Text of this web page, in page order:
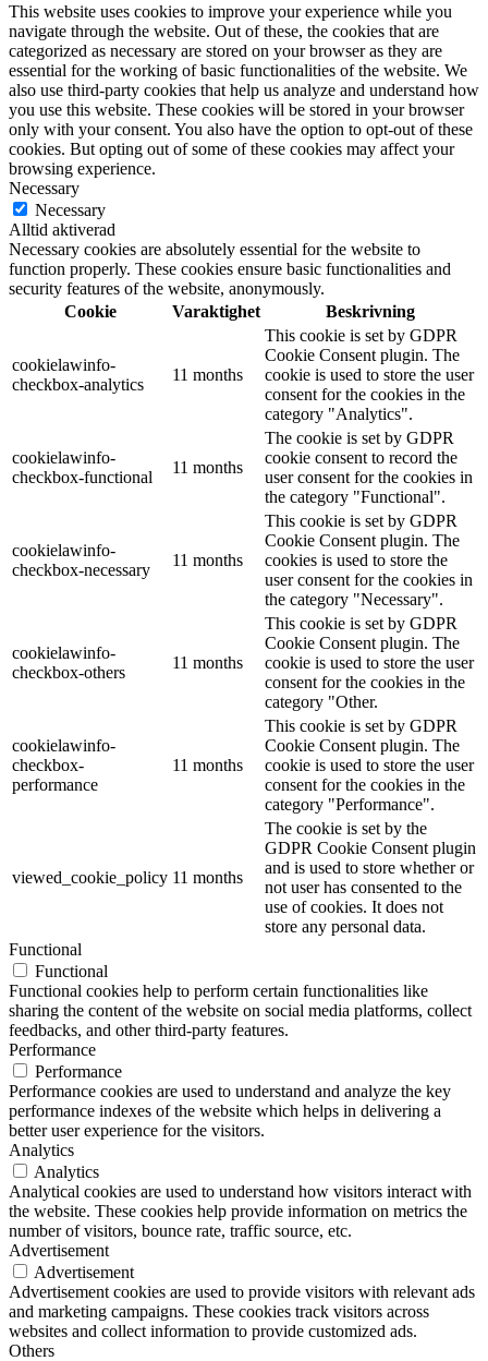
This website uses cookies to improve your experience while you
navigate through the website. Out of these, the cookies that are
categorized as necessary are stored on your browser as they are
essential for the working of basic functionalities of the website. We
also use third-party cookies that help us analyze and understand how
you use this website. These cookies will be stored in your browser
only with your consent. You also have the option to opt-out of these
cookies. But opting out of some of these cookies may affect your
browsing experience.
Necessary
Necessary
Alltid aktiverad
Necessary cookies are absolutely essential for the website to
function properly. These cookies ensure basic functionalities and
security features of the website, anonymously.
Cookie
Varaktighet Beskrivning
cookielawinfo-
checkbox-analytics
11 months
This cookie is set by GDPR
Cookie Consent plugin. The
cookie is used to store the user
consent for the cookies in the
category "Analytics".
cookielawinfo-
checkbox-functional
11 months
The cookie is set by GDPR
cookie consent to record the
user consent for the cookies in
the category "Functional".
cookielawinfo-
checkbox-necessary
11 months
This cookie is set by GDPR
Cookie Consent plugin. The
cookies is used to store the
user consent for the cookies in
the category "Necessary".
cookielawinfo-
checkbox-others
11 months
This cookie is set by GDPR
Cookie Consent plugin. The
cookie is used to store the user
consent for the cookies in the
category "Other.
cookielawinfo-
checkbox-
performance
11 months
This cookie is set by GDPR
Cookie Consent plugin. The
cookie is used to store the user
consent for the cookies in the
category "Performance".
viewed_cookie_policy 11 months
The cookie is set by the
GDPR Cookie Consent plugin
and is used to store whether or
not user has consented to the
use of cookies. It does not
store any personal data.
Functional
Functional
Functional cookies help to perform certain functionalities like
sharing the content of the website on social media platforms, collect
feedbacks, and other third-party features.
Performance
Performance
Performance cookies are used to understand and analyze the key
performance indexes of the website which helps in delivering a
better user experience for the visitors.
Analytics
Analytics
Analytical cookies are used to understand how visitors interact with
the website. These cookies help provide information on metrics the
number of visitors, bounce rate, traffic source, etc.
Advertisement
Advertisement
Advertisement cookies are used to provide visitors with relevant ads
and marketing campaigns. These cookies track visitors across
websites and collect information to provide customized ads.
Others